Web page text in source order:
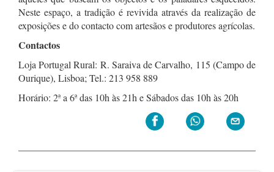
Neste espaço, a tradição é revivida através da realização de
exposições e do contacto com artesãos e produtores agrícolas.
Contactos
Loja Portugal Rural: R. Saraiva de Carvalho, 115 (Campo de
Ourique), Lisboa; Tel.: 213 958 889
Horário: 2ª a 6ª das 10h às 21h e Sábados das 10h às 20h